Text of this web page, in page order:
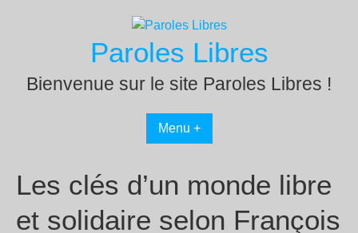
Paroles Libres
Bienvenue sur le site Paroles Libres !
Menu +
Les clés d’un monde libre
et solidaire selon François